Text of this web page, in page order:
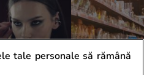
tale personale să rămână